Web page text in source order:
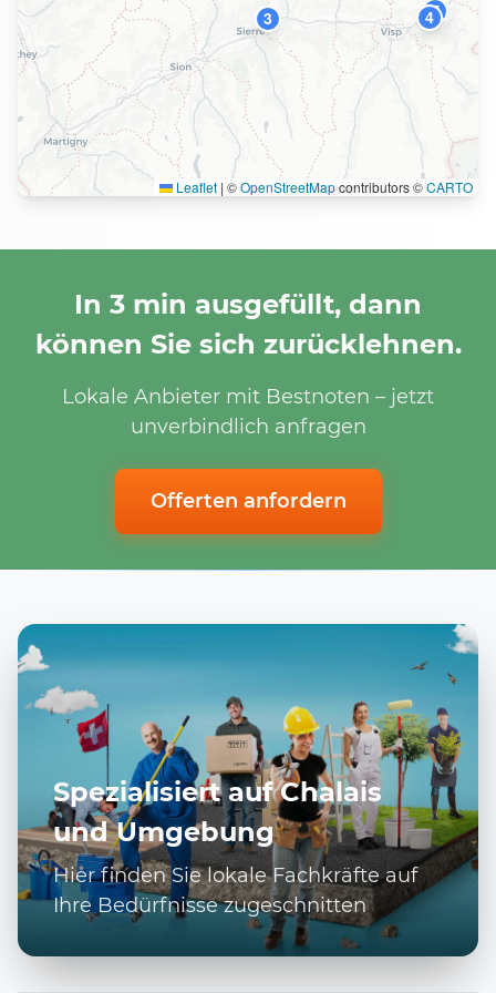
3 47
Leaflet | ©OpenStreetMapcontributors ©CARTO
In 3 min ausgefüllt, dann
können Sie sich zurücklehnen.
Lokale Anbieter mit Bestnoten – jetzt
unverbindlich anfragen
Offerten anfordern
Spezialisiert auf Chalais
und Umgebung
Hier finden Sie lokale Fachkräfte auf
Ihre Bedürfnisse zugeschnitten